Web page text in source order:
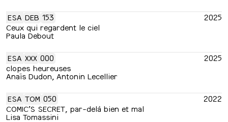
ESA DEB 153
2025
Ceux qui regardent le ciel
Paula Debout
ESA XXX 000
2025
clopes heureuses
Anaïs Dudon, Antonin Lecellier
ESA TOM 050
2022
COMIC’S SECRET, par-delà bien et mal
Lisa Tomassini